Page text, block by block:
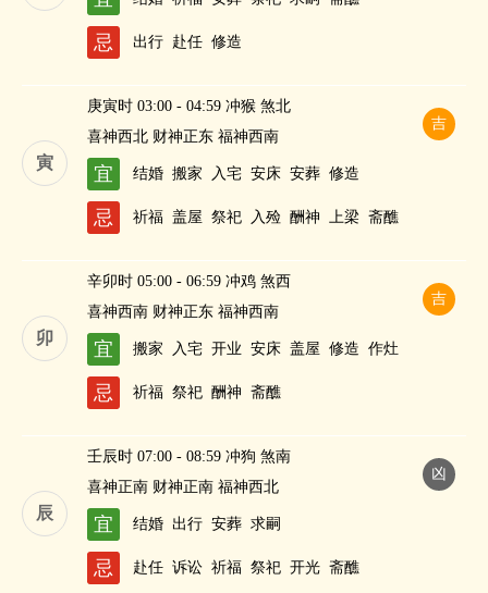
忌 出行 赴任 修造
寅
吉
庚寅时 03:00 - 04:59 冲猴 煞北
喜神西北 财神正东 福神西南
宜 结婚 搬家 入宅 安床 安葬 修造
忌 祈福 盖屋 祭祀 入殓 酬神 上梁 斋醮
卯
吉
辛卯时 05:00 - 06:59 冲鸡 煞西
喜神西南 财神正东 福神西南
宜 搬家 入宅 开业 安床 盖屋 修造 作灶
忌 祈福 祭祀 酬神 斋醮
辰
凶
壬辰时 07:00 - 08:59 冲狗 煞南
喜神正南 财神正南 福神西北
宜 结婚 出行 安葬 求嗣
忌 赴任 诉讼 祈福 祭祀 开光 斋醮